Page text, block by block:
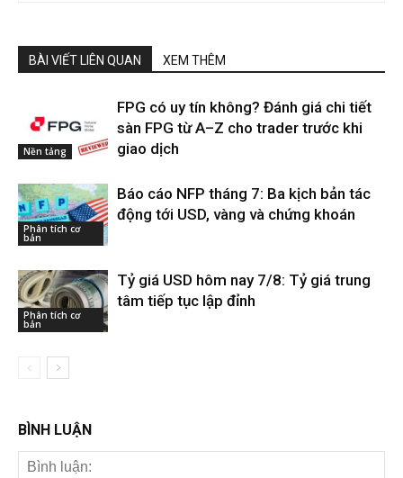
BÀI VIẾT LIÊN QUAN XEM THÊM
Nền tảng
FPG có uy tín không? Đánh giá chi tiết
sàn FPG từ A–Z cho trader trước khi
giao dịch
Phân tích cơ
bản
Báo cáo NFP tháng 7: Ba kịch bản tác
động tới USD, vàng và chứng khoán
Phân tích cơ
bản
Tỷ giá USD hôm nay 7/8: Tỷ giá trung
tâm tiếp tục lập đỉnh
BÌNH LUẬN